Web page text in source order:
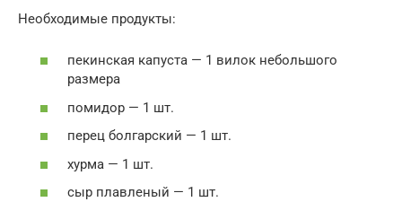
Необходимые продукты:
пекинская капуста — 1 вилок небольшого
размера
помидор — 1 шт.
перец болгарский — 1 шт.
хурма — 1 шт.
сыр плавленый — 1 шт.